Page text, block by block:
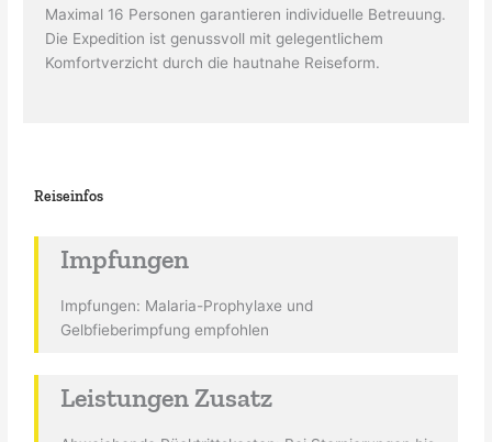
Maximal 16 Personen garantieren individuelle Betreuung.
Die Expedition ist genussvoll mit gelegentlichem
Komfortverzicht durch die hautnahe Reiseform.
Reiseinfos
Impfungen
Impfungen: Malaria-Prophylaxe und
Gelbfieberimpfung empfohlen
Leistungen Zusatz